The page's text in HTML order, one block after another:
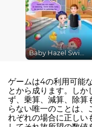
Baby Hazel Swimming
ゲームは4の利用可能
とから成ります。しか
ず、乗算、減算、除算
らない唯一のことは、
れぞれの場合に正しい